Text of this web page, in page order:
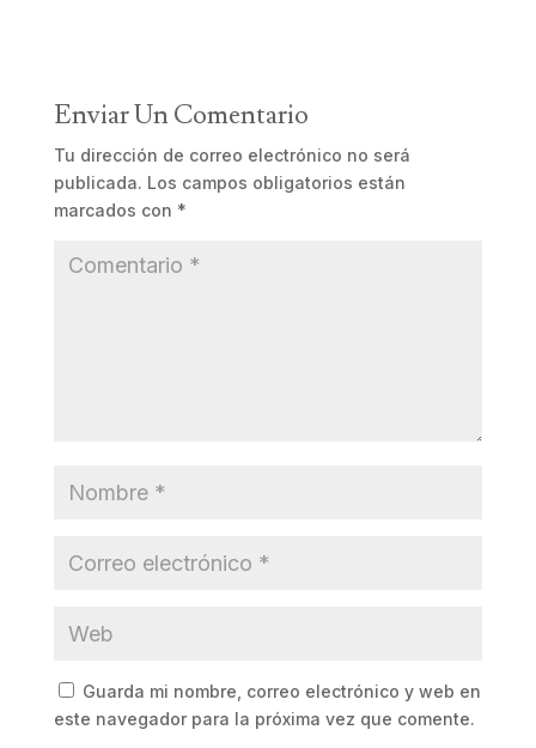
Enviar Un Comentario
Tu dirección de correo electrónico no será
publicada. Los campos obligatorios están
marcados con *
Guarda mi nombre, correo electrónico y web en
este navegador para la próxima vez que comente.